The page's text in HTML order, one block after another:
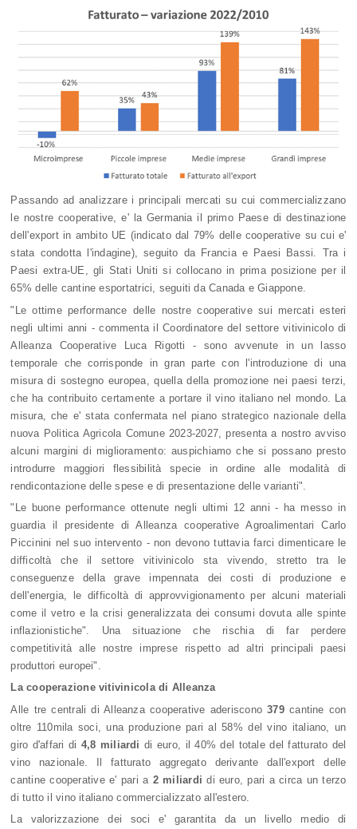
Passando ad analizzare i principali mercati su cui commercializzano
le nostre cooperative, e' la Germania il primo Paese di destinazione
dell'export in ambito UE (indicato dal 79% delle cooperative su cui e'
stata condotta l'indagine), seguito da Francia e Paesi Bassi. Tra i
Paesi extra-UE, gli Stati Uniti si collocano in prima posizione per il
65% delle cantine esportatrici, seguiti da Canada e Giappone.
"Le ottime performance delle nostre cooperative sui mercati esteri
negli ultimi anni - commenta il Coordinatore del settore vitivinicolo di
Alleanza Cooperative Luca Rigotti - sono avvenute in un lasso
temporale che corrisponde in gran parte con l'introduzione di una
misura di sostegno europea, quella della promozione nei paesi terzi,
che ha contribuito certamente a portare il vino italiano nel mondo. La
misura, che e' stata confermata nel piano strategico nazionale della
nuova Politica Agricola Comune 2023-2027, presenta a nostro avviso
alcuni margini di miglioramento: auspichiamo che si possano presto
introdurre maggiori flessibilità specie in ordine alle modalità di
rendicontazione delle spese e di presentazione delle varianti".
"Le buone performance ottenute negli ultimi 12 anni - ha messo in
guardia il presidente di Alleanza cooperative Agroalimentari Carlo
Piccinini nel suo intervento - non devono tuttavia farci dimenticare le
difficoltà che il settore vitivinicolo sta vivendo, stretto tra le
conseguenze della grave impennata dei costi di produzione e
dell'energia, le difficoltà di approvvigionamento per alcuni materiali
come il vetro e la crisi generalizzata dei consumi dovuta alle spinte
inflazionistiche". Una situazione che rischia di far perdere
competitività alle nostre imprese rispetto ad altri principali paesi
produttori europei".
La cooperazione vitivinicola di Alleanza
Alle tre centrali di Alleanza cooperative aderiscono379cantine con
oltre 110mila soci, una produzione pari al 58% del vino italiano, un
giro d'affari di 4,8 miliardi di euro, il 40% del totale del fatturato del
vino nazionale. Il fatturato aggregato derivante dall'export delle
cantine cooperative e' pari a 2 miliardi di euro, pari a circa un terzo
di tutto il vino italiano commercializzato all'estero.
La valorizzazione dei soci e' garantita da un livello medio di